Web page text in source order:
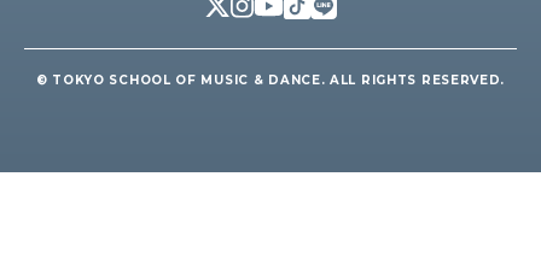
© TOKYO SCHOOL OF MUSIC & DANCE. ALL RIGHTS RESERVED.